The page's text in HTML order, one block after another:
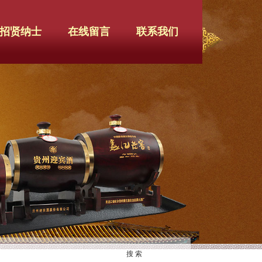
招贤纳士 在线留言 联系我们